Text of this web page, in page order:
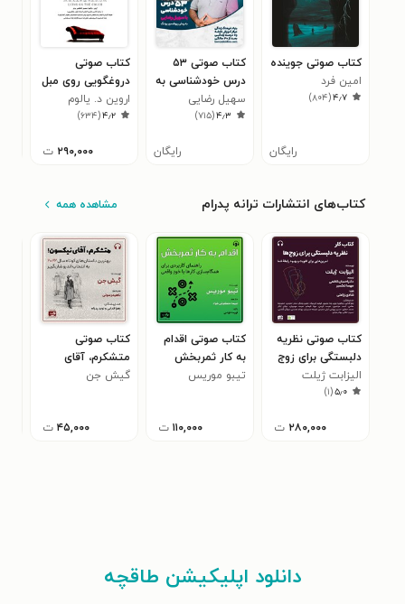
کتاب صوتی جوینده
امین فرد
۴٫۷(۸۰۴)
رایگان
کتاب صوتی ۵۳
درس خودشناسی به
روش پروفسور
یونگ
سهیل رضایی
۴٫۳(۷۱۵)
رایگان
کتاب صوتی
دروغگویی روی مبل
اروین د. یالوم
۴٫۲(۶۳۴)
۲۹۰,۰۰۰ ت
کتاب‌های انتشارات ترانه پدرام مشاهده همه
کتاب صوتی نظریه
دلبستگی برای زوج‌
ها
الیزابت ژیلت
۵٫۰(۱)
۲۸۰,۰۰۰ ت
کتاب صوتی اقدام
به کار ثمربخش
تیبو موریس
۱۱۰,۰۰۰ ت
کتاب صوتی
متشکرم، آقای
نیکسون!
گیش جن
۴۵,۰۰۰ ت
دانلود اپلیکیشن طاقچه